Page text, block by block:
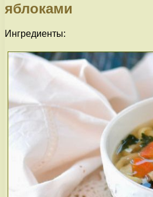
яблоками
Ингредиенты: